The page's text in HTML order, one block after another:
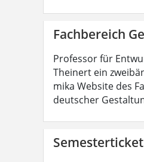
Fachbereich
Professor für
Theinert ein
mika Website des
deutscher
Semesterticket